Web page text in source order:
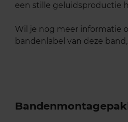
een stille geluidsproductie
Wil je nog meer informatie
bandenlabel van deze